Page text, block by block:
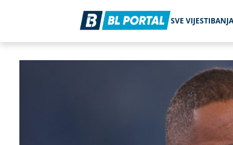
SVE VIJESTI